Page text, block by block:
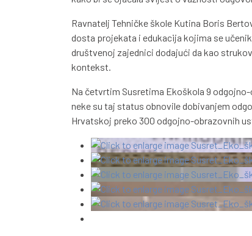
Ravnatelj Tehničke škole Kutina Boris
dosta projekata i edukacija kojima se
društvenoj zajednici dodajući da kao
kontekst.
Na četvrtim Susretima Ekoškola 9
neke su taj status obnovile dobivanjem
Hrvatskoj preko 300 odgojno-obrazovnih